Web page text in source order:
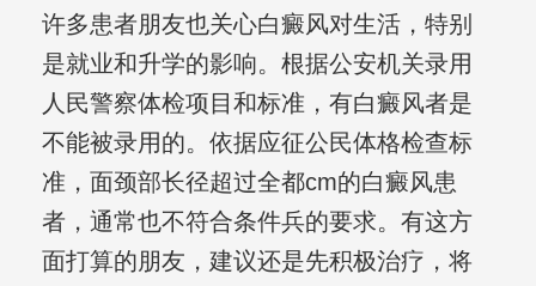
许多患者朋友也关心白癜风对生活，特别
是就业和升学的影响。根据公安机关录用
人民警察体检项目和标准，有白癜风者是
不能被录用的。依据应征公民体格检查标
准，面颈部长径超过全都cm的白癜风患
者，通常也不符合条件兵的要求。有这方
面打算的朋友，建议还是先积极治疗，将